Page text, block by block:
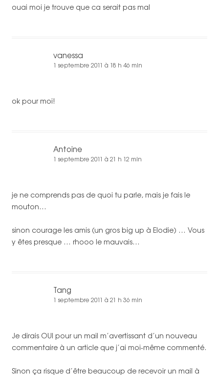
ouai moi je trouve que ca serait pas mal
vanessa
1 septembre 2011 à 18 h 46 min
ok pour moi!
Antoine
1 septembre 2011 à 21 h 12 min
je ne comprends pas de quoi tu parle, mais je fais le
mouton…
sinon courage les amis (un gros big up à Elodie) … Vous
y êtes presque … rhooo le mauvais…
Tang
1 septembre 2011 à 21 h 36 min
Je dirais OUI pour un mail m’avertissant d’un nouveau
commentaire à un article que j’ai moi-même commenté.
Sinon ça risque d’être beaucoup de recevoir un mail à